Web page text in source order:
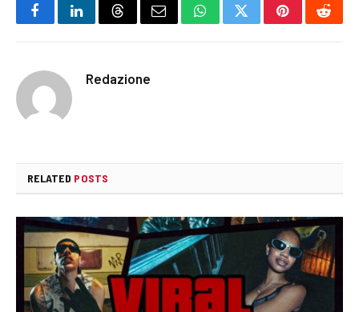
FacebookLinkedInThreadsEmail WhatsAppTwitterPinterest
Redazione
RELATED POSTS